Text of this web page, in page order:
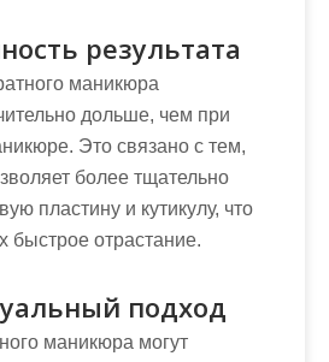
результата
маникюра
дольше, чем при
Это связано с тем,
более тщательно
пластину и кутикулу, что
быстрое отрастание.
подход
маникюра могут